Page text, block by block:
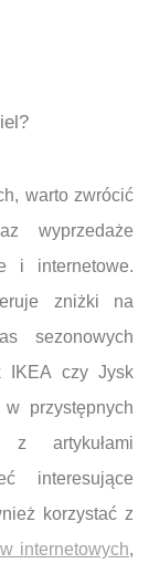
warto zwrócić
wyprzedaże
i internetowe.
zniżki na
sezonowych
IKEA czy Jysk
przystępnych
artykułami
interesujące
korzystać z
internetowych,